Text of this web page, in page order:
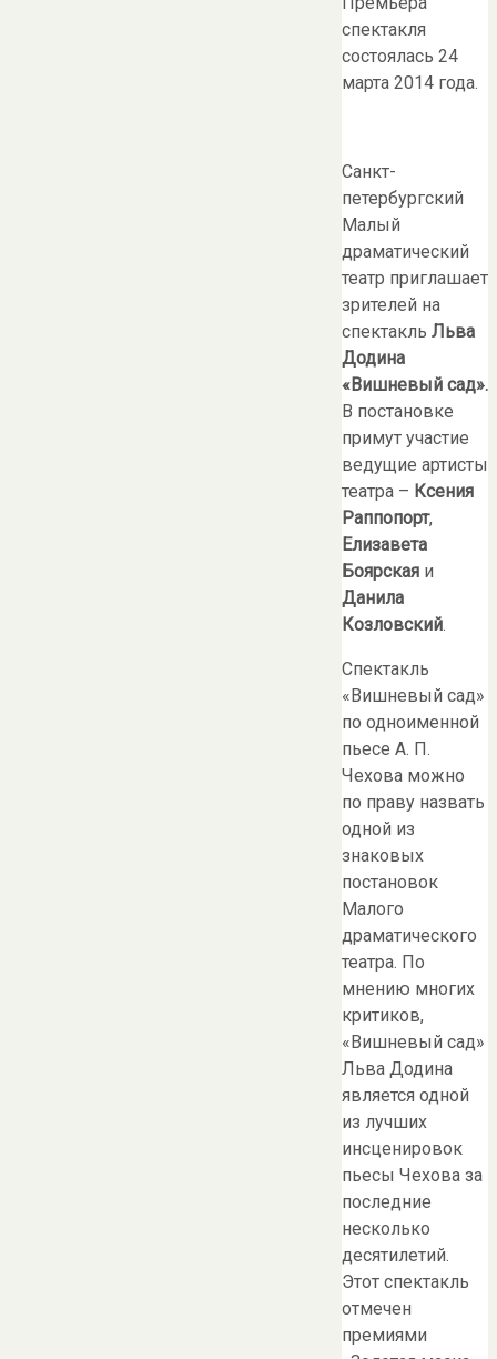
спектакля
состоялась 24
марта 2014 года.
Санкт-
петербургский
Малый
драматический
театр приглашает
зрителей на
спектакль Льва
Додина
«Вишневый сад».
В постановке
примут участие
ведущие артисты
театра – Ксения
Раппопорт,
Елизавета
Боярская и
Данила
Козловский.
Спектакль
«Вишневый сад»
по одноименной
пьесе А. П.
Чехова можно
по праву назвать
одной из
знаковых
постановок
Малого
драматического
театра. По
мнению многих
критиков,
«Вишневый сад»
Льва Додина
является одной
из лучших
инсценировок
пьесы Чехова за
последние
несколько
десятилетий.
Этот спектакль
отмечен
премиями